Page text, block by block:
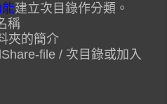
建立次目錄作分類。
稱
夾的簡介
file / 次目錄或加入